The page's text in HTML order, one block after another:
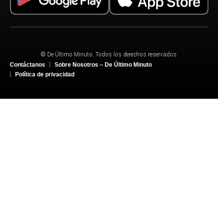
© De Último Minuto. Todos los derechos reservados.
Contáctanos
Sobre Nosotros – De Último Minuto
Política de privacidad